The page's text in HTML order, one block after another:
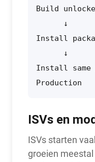
Build
Install
Install same
Production
ISVs en
ISVs starten
groeien